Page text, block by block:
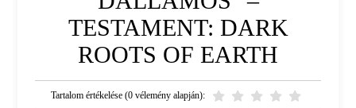
TESTAMENT: DARK
ROOTS OF EARTH
Tartalom értékelése (0 vélemény alapján):